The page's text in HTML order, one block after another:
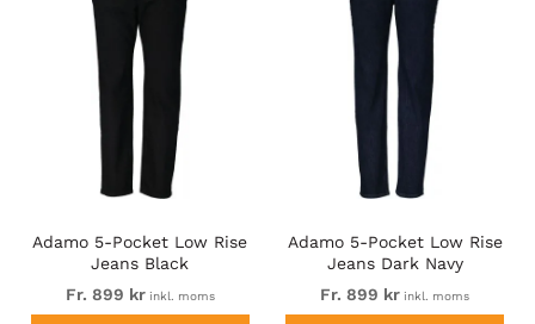
Adamo 5-Pocket Low Rise
Jeans Black
Fr. 899 krinkl. moms
Adamo 5-Pocket Low Rise
Jeans Dark Navy
Fr. 899 kr inkl. moms